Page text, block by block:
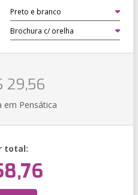
29,56
em Pensática
total: